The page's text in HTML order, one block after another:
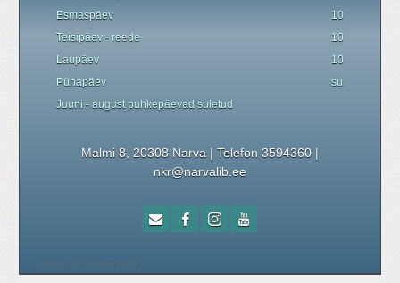
Esmaspäev
10.00 - 19.00
Teisipäev - reede
10.00 - 18.00
Laupäev
10.00 - 17.00
Pühapäev
suletud
Juuni - augustpuhkepäevad suletud
Malmi 8, 20308 Narva | Telefon 3594360 |
nkr@narvalib.ee
Reede, 07 August 2026